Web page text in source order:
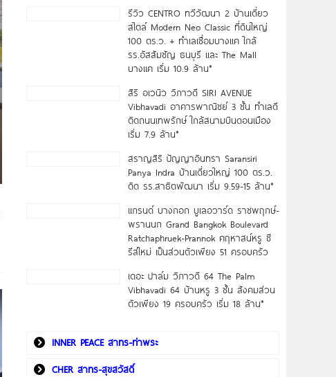
รีวิว CENTRO ทวีวัฒนา 2 บ้านเดี่ยว
สไตล์ Modern Neo Classic ที่ดินใหญ่
100 ตร.ว. + ทำเลเชื่อมบางแค ใกล้
รร.อัสสัมชัญ ธนบุรี และ The Mall
บางแค เริ่ม 10.9 ล้าน*
สิริ อเวนิว วิภาวดี SIRI AVENUE
Vibhavadi อาคารพาณิชย์ 3 ชั้น ทำเลดี
ติดถนนเทพรักษ์ ใกล้สนามบินดอนเมือง
เริ่ม 7.9 ล้าน*
สราญสิริ ปัญญาอินทรา Saransiri
Panya Indra บ้านเดี่ยวใหญ่ 100 ตร.ว.
ดิด รร.สาธิตพัฒนา เริ่ม 9.59-15 ล้าน*
แกรนด์ บางกอก บูเลอวาร์ด ราชพฤกษ์-
พรานนก Grand Bangkok Boulevard
Ratchaphruek-Prannok คฤหาสน์หรู ซี
รีส์ใหม่ เป็นส่วนตัวเพียง 51 ครอบครัว
เดอะ ปาล์ม วิภาวดี 64 The Palm
Vibhavadi 64 บ้านหรู 3 ชั้น สังคมส่วน
ตัวเพียง 19 ครอบครัว เริ่ม 18 ล้าน*
INNER PEACE สาทร-ท่าพระ
CHER สาทร-สุขสวัสดิ์